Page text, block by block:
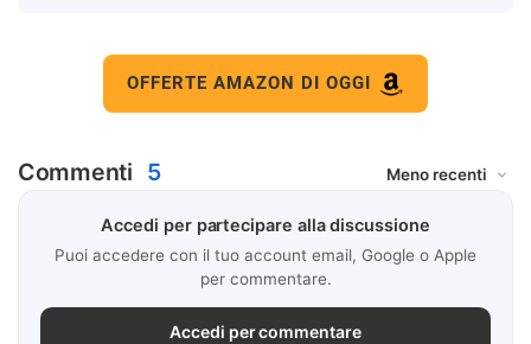
OFFERTE AMAZON DI OGGI
Commenti 5
Accedi per partecipare alla discussione
Puoi accedere con il tuo account email, Google o Apple
per commentare.
Accedi per commentare